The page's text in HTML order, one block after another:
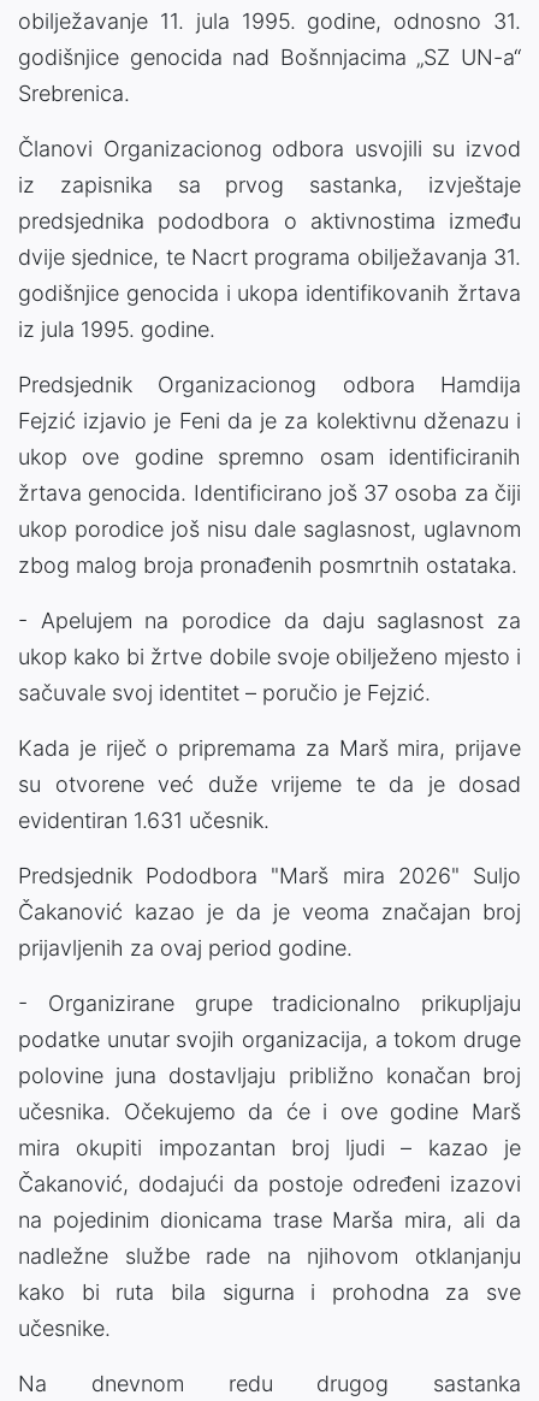
obilježavanje 11. jula 1995. godine, odnosno 31.
godišnjice genocida nad Bošnnjacima „SZ UN-a“
Srebrenica.
Članovi Organizacionog odbora usvojili su izvod
iz zapisnika sa prvog sastanka, izvještaje
predsjednika pododbora o aktivnostima između
dvije sjednice, te Nacrt programa obilježavanja 31.
godišnjice genocida i ukopa identifikovanih žrtava
iz jula 1995. godine.
Predsjednik Organizacionog odbora Hamdija
Fejzić izjavio je Feni da je za kolektivnu dženazu i
ukop ove godine spremno osam identificiranih
žrtava genocida. Identificirano još 37 osoba za čiji
ukop porodice još nisu dale saglasnost, uglavnom
zbog malog broja pronađenih posmrtnih ostataka.
- Apelujem na porodice da daju saglasnost za
ukop kako bi žrtve dobile svoje obilježeno mjesto i
sačuvale svoj identitet – poručio je Fejzić.
Kada je riječ o pripremama za Marš mira, prijave
su otvorene već duže vrijeme te da je dosad
evidentiran 1.631 učesnik.
Predsjednik Pododbora "Marš mira 2026" Suljo
Čakanović kazao je da je veoma značajan broj
prijavljenih za ovaj period godine.
- Organizirane grupe tradicionalno prikupljaju
podatke unutar svojih organizacija, a tokom druge
polovine juna dostavljaju približno konačan broj
učesnika. Očekujemo da će i ove godine Marš
mira okupiti impozantan broj ljudi – kazao je
Čakanović, dodajući da postoje određeni izazovi
na pojedinim dionicama trase Marša mira, ali da
nadležne službe rade na njihovom otklanjanju
kako bi ruta bila sigurna i prohodna za sve
učesnike.
Na dnevnom redu drugog sastanka